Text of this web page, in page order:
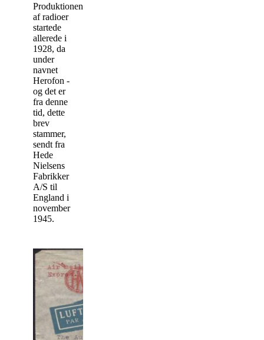
Produktionen
af radioer
startede
allerede i
1928, da
under
navnet
Herofon -
og det er
fra denne
tid, dette
brev
stammer,
sendt fra
Hede
Nielsens
Fabrikker
A/S til
England i
november
1945.